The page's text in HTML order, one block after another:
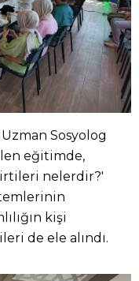
Sosyolog
eğitimde,
nelerdir?'
kişi
de ele alındı.